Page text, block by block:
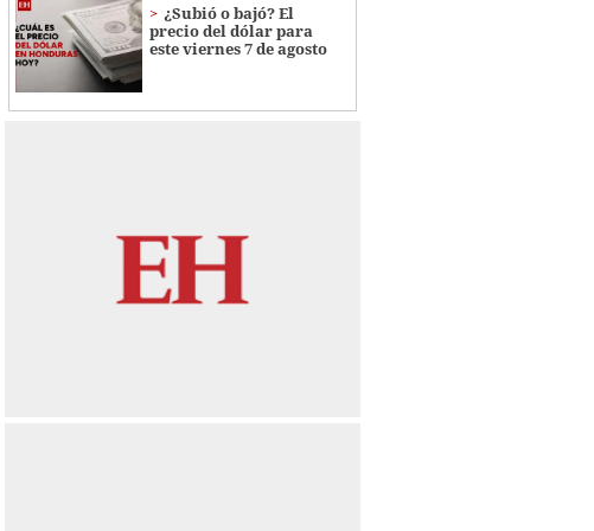
¿Subió o bajó? El
precio del dólar para
este viernes 7 de agosto